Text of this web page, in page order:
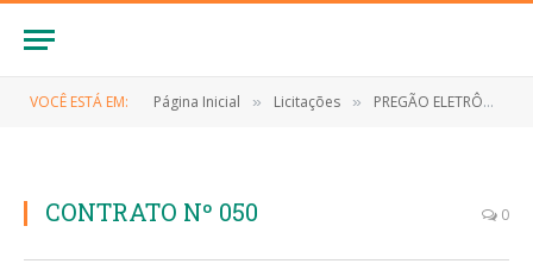
VOCÊ ESTÁ EM: Página Inicial » Licitações » PREGÃO ELETRÔNICO Nº 021/2023-SRP (FUTURA E EVENTUAL CONTRATAÇÃO DE PESSOA (S) JURÍDICA (S) PARA FORNECIMENTO DE GÊNEROS ALIMENTÍCIOS PERECÍVEIS E NÃO PERECÍVEIS, DE INTERESSE DA SECRETARIA MUNICIPAL DE ADMINISTRAÇÃO DO MUNICÍPIO DE ANAPURUS/MA)
CONTRATO Nº 050 0